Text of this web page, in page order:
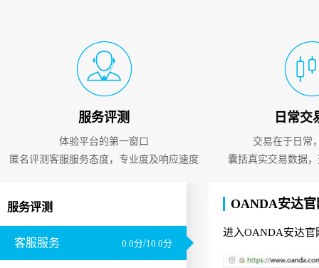
服务评测
体验平台的第一窗口
匿名评测客服服务态度，专业度及响应速度
日常交
交易在于日常
囊括真实交易数据
服务评测
客服服务 0.0分/10.0分
OANDA安达
进入OANDA安达官